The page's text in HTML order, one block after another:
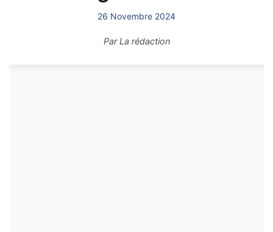
26 Novembre 2024
ParLa rédaction